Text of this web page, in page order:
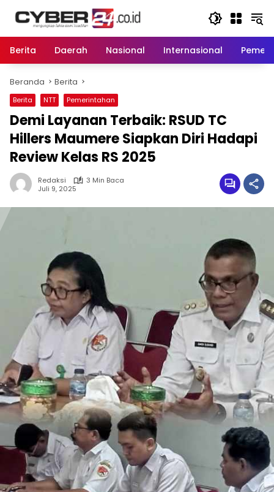
Berita
Daerah Nasional Internasional
Beranda Berita
Berita NTT Pemerintahan
Demi Layanan Terbaik: RSUD TC
Hillers Maumere Siapkan Diri Hadapi
Review Kelas RS 2025
Redaksi
3 Min Baca
Juli 9, 2025